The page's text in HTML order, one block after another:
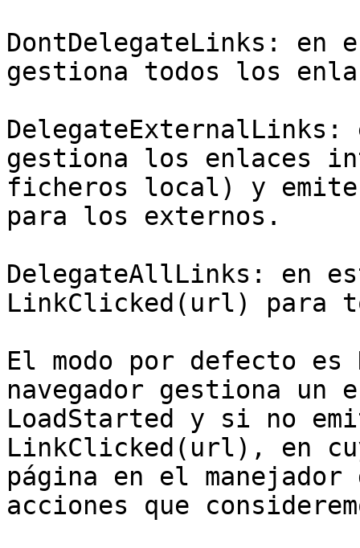
DontDelegateLinks: en
gestiona todos los
DelegateExternalLinks:
gestiona los enlaces
ficheros local) y
para los externos.
DelegateAllLinks: en
LinkClicked(url) para
El modo por defecto
navegador gestiona un
LoadStarted y si no
LinkClicked(url), en
página en el
acciones que